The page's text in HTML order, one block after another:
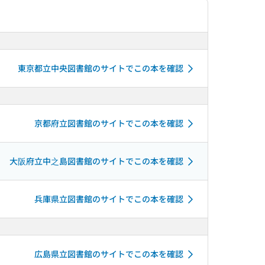
東京都立中央図書館のサイトでこの本を確認
京都府立図書館のサイトでこの本を確認
大阪府立中之島図書館のサイトでこの本を確認
兵庫県立図書館のサイトでこの本を確認
広島県立図書館のサイトでこの本を確認